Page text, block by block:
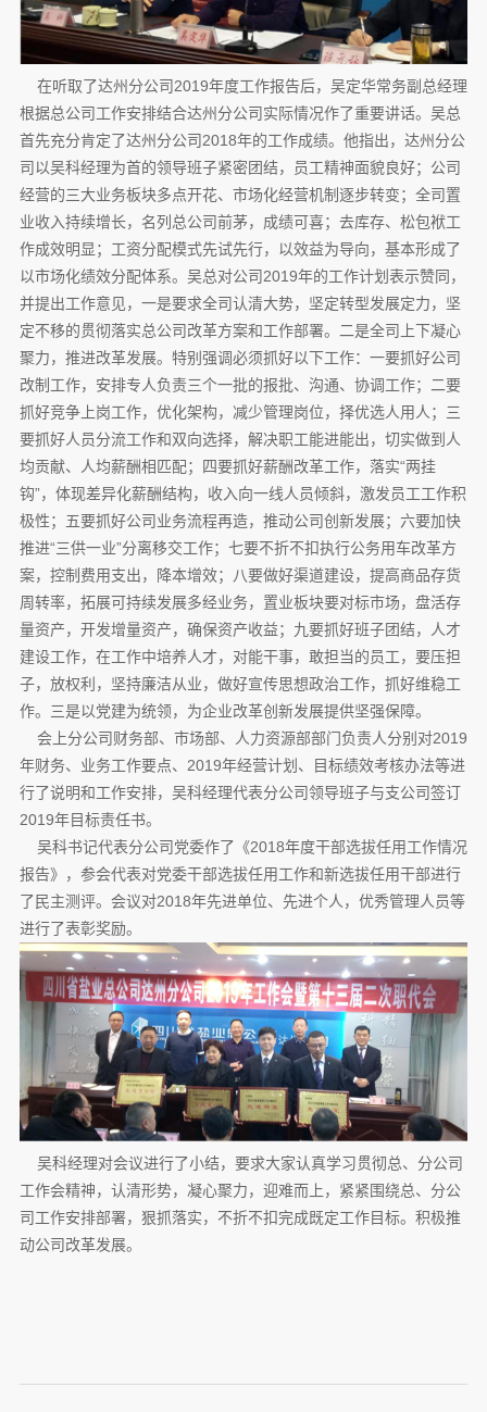
在听取了达州分公司2019年度工作报告后，吴定华常务副总经理
根据总公司工作安排结合达州分公司实际情况作了重要讲话。吴总
首先充分肯定了达州分公司2018年的工作成绩。他指出，达州分公
司以吴科经理为首的领导班子紧密团结，员工精神面貌良好；公司
经营的三大业务板块多点开花、市场化经营机制逐步转变；全司置
业收入持续增长，名列总公司前茅，成绩可喜；去库存、松包袱工
作成效明显；工资分配模式先试先行，以效益为导向，基本形成了
以市场化绩效分配体系。吴总对公司2019年的工作计划表示赞同，
并提出工作意见，一是要求全司认清大势，坚定转型发展定力，坚
定不移的贯彻落实总公司改革方案和工作部署。二是全司上下凝心
聚力，推进改革发展。特别强调必须抓好以下工作：一要抓好公司
改制工作，安排专人负责三个一批的报批、沟通、协调工作；二要
抓好竞争上岗工作，优化架构，减少管理岗位，择优选人用人；三
要抓好人员分流工作和双向选择，解决职工能进能出，切实做到人
均贡献、人均薪酬相匹配；四要抓好薪酬改革工作，落实“两挂
钩”，体现差异化薪酬结构，收入向一线人员倾斜，激发员工工作积
极性；五要抓好公司业务流程再造，推动公司创新发展；六要加快
推进“三供一业”分离移交工作；七要不折不扣执行公务用车改革方
案，控制费用支出，降本增效；八要做好渠道建设，提高商品存货
周转率，拓展可持续发展多经业务，置业板块要对标市场，盘活存
量资产，开发增量资产，确保资产收益；九要抓好班子团结，人才
建设工作，在工作中培养人才，对能干事，敢担当的员工，要压担
子，放权利，坚持廉洁从业，做好宣传思想政治工作，抓好维稳工
作。三是以党建为统领，为企业改革创新发展提供坚强保障。
会上分公司财务部、市场部、人力资源部部门负责人分别对2019
年财务、业务工作要点、2019年经营计划、目标绩效考核办法等进
行了说明和工作安排，吴科经理代表分公司领导班子与支公司签订
2019年目标责任书。
吴科书记代表分公司党委作了《2018年度干部选拔任用工作情况
报告》，参会代表对党委干部选拔任用工作和新选拔任用干部进行
了民主测评。会议对2018年先进单位、先进个人，优秀管理人员等
进行了表彰奖励。
吴科经理对会议进行了小结，要求大家认真学习贯彻总、分公司
工作会精神，认清形势，凝心聚力，迎难而上，紧紧围绕总、分公
司工作安排部署，狠抓落实，不折不扣完成既定工作目标。积极推
动公司改革发展。